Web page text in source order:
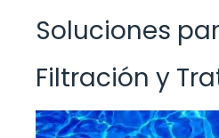
Soluciones
Filtración y